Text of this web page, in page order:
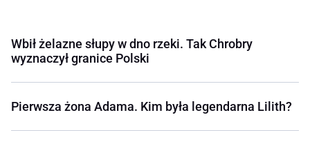
Wbił żelazne słupy w dno rzeki. Tak Chrobry
wyznaczył granice Polski
Pierwsza żona Adama. Kim była legendarna Lilith?